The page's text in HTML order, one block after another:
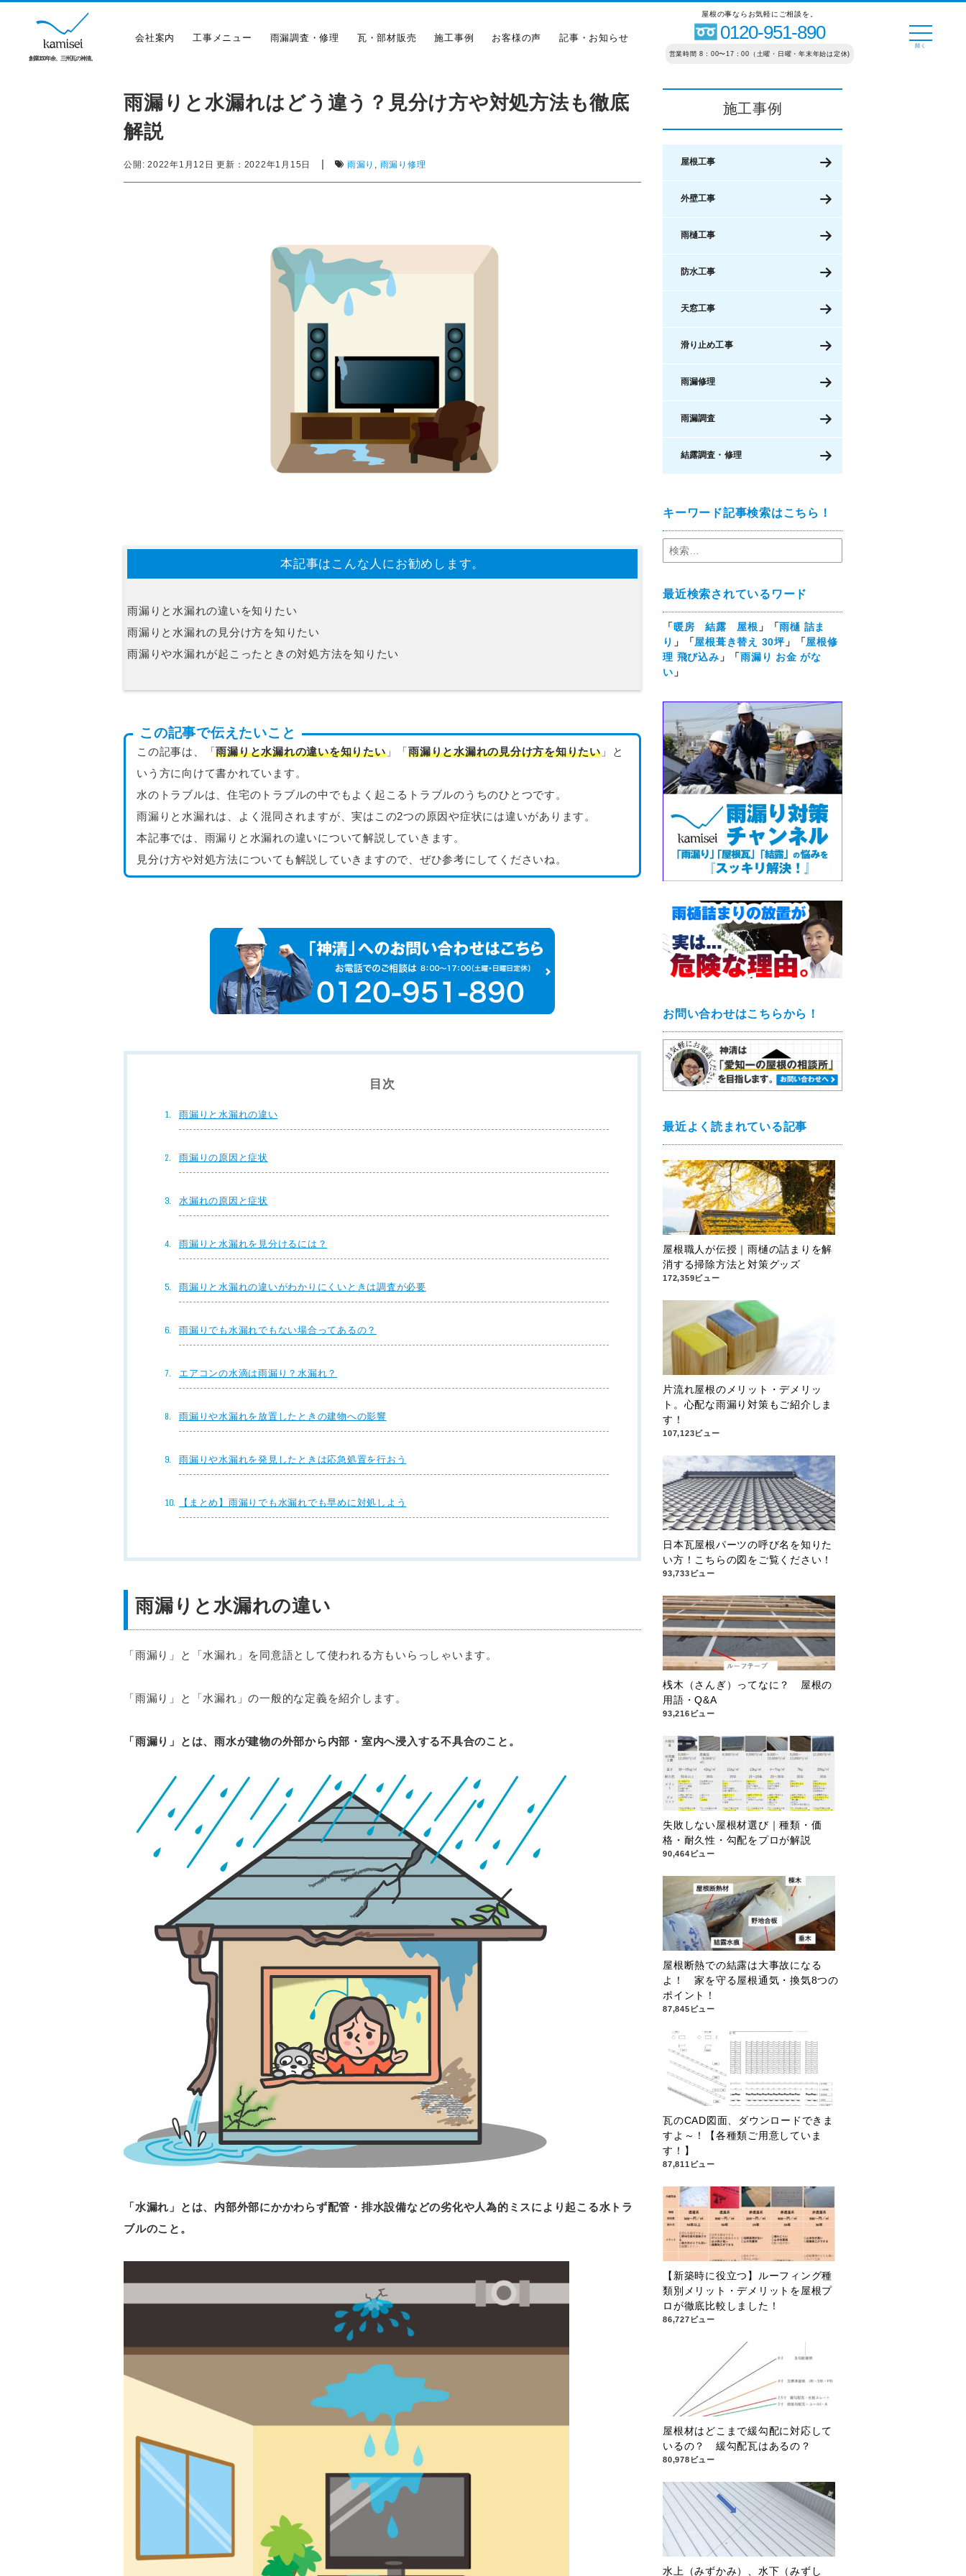
創業150年余、三州瓦の神清。
会社案内 工事メニュー 雨漏調査・修理 瓦・部材販売 施工事例 お客様の声 記事・お知らせ
屋根の事ならお気軽にご相談を。
0120-951-890
営業時間 8：00〜17：00（土曜・日曜・年末年始は定休)
雨漏りと水漏れはどう違う？見分け方や対処方法も徹底
解説
公開: 2022年1月12日 更新： 2022年1月15日 | 雨漏り , 雨漏り修理
本記事はこんな人にお勧めします。
雨漏りと水漏れの違いを知りたい
雨漏りと水漏れの見分け方を知りたい
雨漏りや水漏れが起こったときの対処方法を知りたい
この記事で伝えたいこと
この記事は、「雨漏りと水漏れの違いを知りたい」「雨漏りと水漏れの見分け方を知りたい」と
いう方に向けて書かれています。
水のトラブルは、住宅のトラブルの中でもよく起こるトラブルのうちのひとつです。
雨漏りと水漏れは、よく混同されますが、実はこの2つの原因や症状には違いがあります。
本記事では、雨漏りと水漏れの違いについて解説していきます。
見分け方や対処方法についても解説していきますので、ぜひ参考にしてくださいね。
目次
雨漏りと水漏れの違い
雨漏りの原因と症状
水漏れの原因と症状
雨漏りと水漏れを見分けるには？
雨漏りと水漏れの違いがわかりにくいときは調査が必要
雨漏りでも水漏れでもない場合ってあるの？
エアコンの水滴は雨漏り？水漏れ？
雨漏りや水漏れを放置したときの建物への影響
雨漏りや水漏れを発見したときは応急処置を行おう
【まとめ】雨漏りでも水漏れでも早めに対処しよう
雨漏りと水漏れの違い
「雨漏り」と「水漏れ」を同意語として使われる方もいらっしゃいます。
「雨漏り」と「水漏れ」の一般的な定義を紹介します。
「雨漏り」とは、雨水が建物の外部から内部・室内へ浸入する不具合のこと。
「水漏れ」とは、内部外部にかかわらず配管・排水設備などの劣化や人為的ミスにより起こる水トラ
ブルのこと。
施工事例
屋根工事
外壁工事
雨樋工事
防水工事
天窓工事
滑り止め工事
雨漏修理
雨漏調査
結露調査・修理
キーワード記事検索はこちら！
最近検索されているワード
「暖房 結露 屋根 」「雨樋 詰ま
り 」「屋根葺き替え 30坪」「屋根修
理 飛び込み 」「雨漏り お金 がな
い 」
お問い合わせはこちらから！
最近よく読まれている記事
屋根職人が伝授｜雨樋の詰まりを解
消する掃除方法と対策グッズ
172,359ビュー
片流れ屋根のメリット・デメリッ
ト。心配な雨漏り対策もご紹介しま
す！
107,123ビュー
日本瓦屋根パーツの呼び名を知りた
い方！こちらの図をご覧ください！
93,733ビュー
桟木（さんぎ）ってなに？ 屋根の
用語・Q&A
93,216ビュー
失敗しない屋根材選び｜種類・価
格・耐久性・勾配をプロが解説
90,464ビュー
屋根断熱での結露は大事故になる
よ！ 家を守る屋根通気・換気8つの
ポイント！
87,845ビュー
瓦のCAD図面、ダウンロードできま
すよ～！【各種類ご用意していま
す！】
87,811ビュー
【新築時に役立つ】ルーフィング種
類別メリット・デメリットを屋根プ
ロが徹底比較しました！
86,727ビュー
屋根材はどこまで緩勾配に対応して
いるの？ 緩勾配瓦はあるの？
80,978ビュー
水上（みずかみ）、水下（みずし